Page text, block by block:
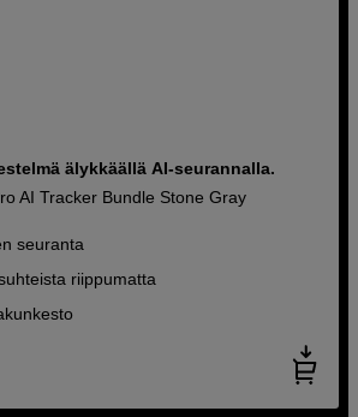
älykkäällä AI-seurannalla.
AI Tracker Bundle Stone Gray
seuranta
riippumatta